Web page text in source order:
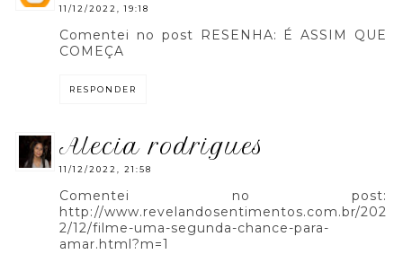
11/12/2022, 19:18
Comentei no post RESENHA: É ASSIM QUE
COMEÇA
RESPONDER
alecia rodrigues
11/12/2022, 21:58
Comentei no post:
http://www.revelandosentimentos.com.br/202
2/12/filme-uma-segunda-chance-para-
amar.html?m=1